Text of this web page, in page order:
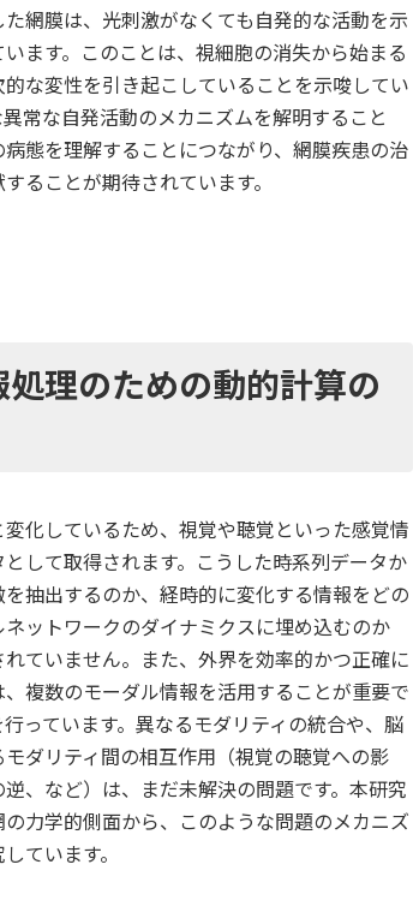
網膜は、光刺激がなくても自発的な活動を示
ます。このことは、視細胞の消失から始まる
な変性を引き起こしていることを示唆してい
常な自発活動のメカニズムを解明すること
態を理解することにつながり、網膜疾患の治
ることが期待されています。
理のための動的計算の
化しているため、視覚や聴覚といった感覚情
して取得されます。こうした時系列データか
を抽出するのか、経時的に変化する情報をどの
ネットワークのダイナミクスに埋め込むのか
ていません。また、外界を効率的かつ正確に
複数のモーダル情報を活用することが重要で
っています。異なるモダリティの統合や、脳
ダリティ間の相互作用（視覚の聴覚への影
、など）は、まだ未解決の問題です。本研究
力学的側面から、このような問題のメカニズ
ています。